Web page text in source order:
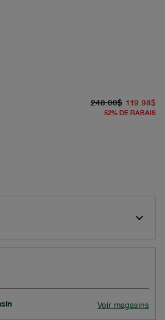
248.00$ 119.98$
52% DE RABAIS
Voir magasins